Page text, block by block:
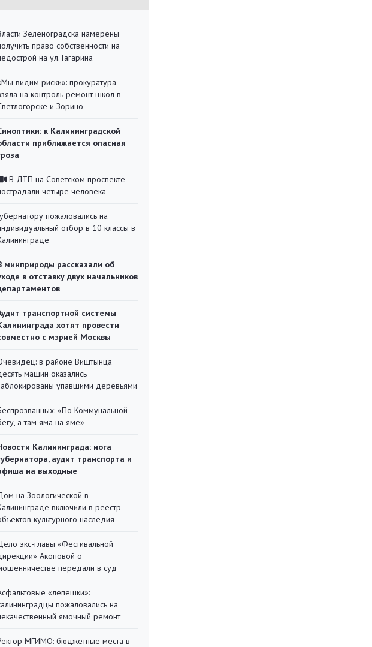
Зеленоградска намерены
право собственности на
на ул. Гагарина
видим риски»: прокуратура
на контроль ремонт школ в
и Зорино
к Калининградской
приближается опасная
В ДТП на Советском проспекте
четыре человека
пожаловались на
отбор в 10 классы в
минприроды рассказали об
в отставку двух начальников
транспортной системы
хотят провести
с мэрией Москвы
в районе Виштынца
машин оказались
упавшими деревьями
«По Коммунальной
а там яма на яме»
Калининграда: нога
аудит транспорта и
на выходные
на Зоологической в
включили в реестр
культурного наследия
экс-главы «Фестивальной
Акоповой о
передали в суд
«лепешки»:
пожаловались на
ямочный ремонт
МГИМО: бюджетные места в